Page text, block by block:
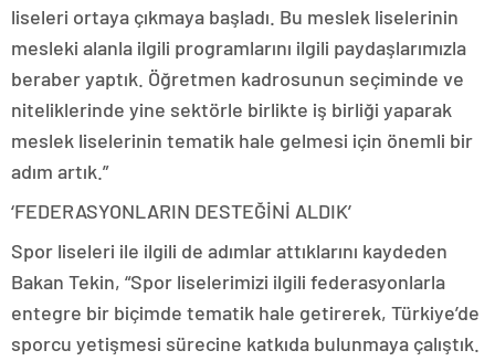
liseleri ortaya çıkmaya başladı. Bu meslek liselerinin
mesleki alanla ilgili programlarını ilgili paydaşlarımızla
beraber yaptık. Öğretmen kadrosunun seçiminde ve
niteliklerinde yine sektörle birlikte iş birliği yaparak
meslek liselerinin tematik hale gelmesi için önemli bir
adım artık.”
‘FEDERASYONLARIN DESTEĞİNİ ALDIK’
Spor liseleri ile ilgili de adımlar attıklarını kaydeden
Bakan Tekin, “Spor liselerimizi ilgili federasyonlarla
entegre bir biçimde tematik hale getirerek, Türkiye’de
sporcu yetişmesi sürecine katkıda bulunmaya çalıştık.